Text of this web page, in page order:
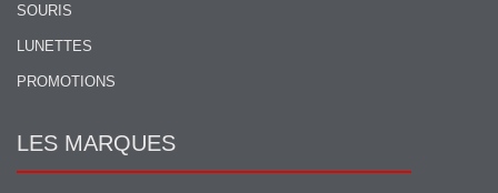
SOURIS
LUNETTES
PROMOTIONS
LES MARQUES